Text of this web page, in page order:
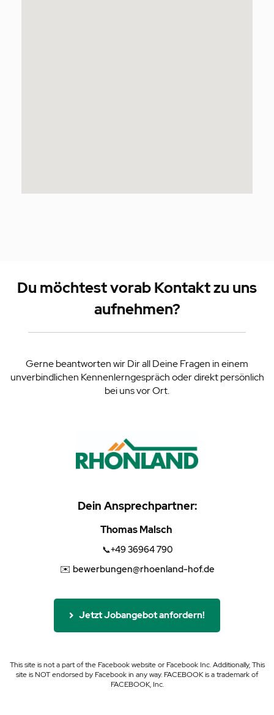
Du möchtest vorab Kontakt zu uns
aufnehmen?
Gerne beantworten wir Dir all Deine Fragen in einem
unverbindlichen Kennenlerngespräch oder direkt persönlich
bei uns vor Ort.
Dein Ansprechpartner:
Thomas Malsch
📞+49 36964 790
✉️ bewerbungen@rhoenland-hof.de
Jetzt Jobangebot anfordern!
This site is not a part of the Facebook website or Facebook Inc. Additionally, This
site is NOT endorsed by Facebook in any way. FACEBOOK is a trademark of
FACEBOOK, Inc.